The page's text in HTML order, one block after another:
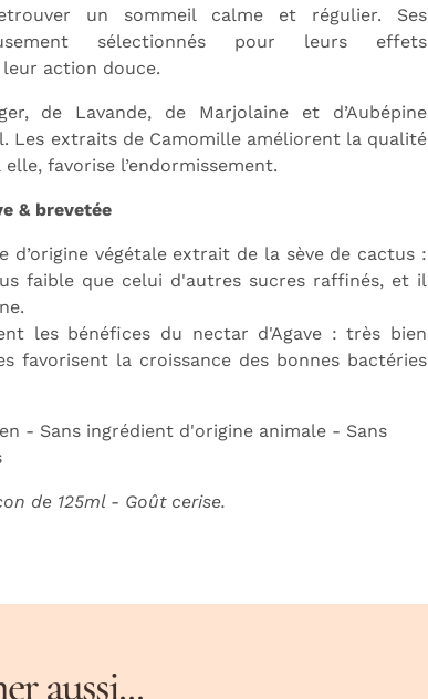
un sommeil calme et régulier. Ses
sélectionnés pour leurs effets
action douce.
de Lavande, de Marjolaine et d’Aubépine
Les extraits de Camomille améliorent la qualité
favorise l’endormissement.
& brevetée
d’origine végétale extrait de la sève de cactus :
faible que celui d'autres sucres raffinés, et il
les bénéfices du nectar d'Agave : très bien
favorisent la croissance des bonnes bactéries
- Sans ingrédient d'origine animale - Sans
de 125ml - Goût cerise.
aussi...